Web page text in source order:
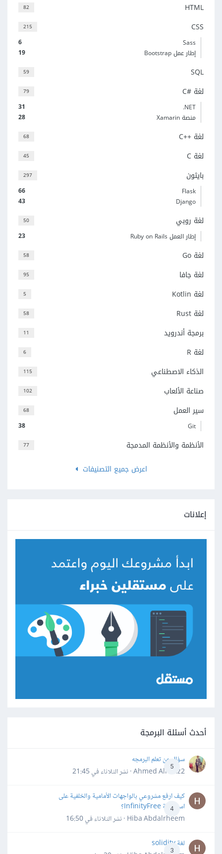
82 HTML
215 CSS
6
Sass
19
إطار عمل Bootstrap
59 SQL
79 لغة C#‎
31
‎.NET
28
منصة Xamarin
68 لغة C++‎
45 لغة C
297 بايثون
66
Flask
43
Django
50 لغة روبي
23 إطار العمل Ruby on Rails
58 لغة Go
95 لغة جافا
5 لغة Kotlin
58 لغة Rust
11 برمجة أندرويد
6 لغة R
115 الذكاء الاصطناعي
102 صناعة الألعاب
68 سير العمل
38 Git
77
الأنظمة والأنظمة المدمجة
اعرض جميع التصنيفات
إعلانات
أحدث أسئلة البرمجة
5
سؤال عن تعلم البرمجه
Ahmed Alhafiz2 · نشر
الثلاثاء في 21:45
4
كيف ارفع مشروعي بالواجهات الأمامية والخلفية على
استضافة InfinityFree؟
Hiba Abdalrheem · نشر
الثلاثاء في 16:50
3
لغة solidity